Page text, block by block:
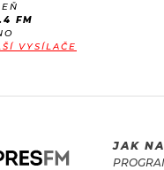
FM
VYSÍLAČE
JAK